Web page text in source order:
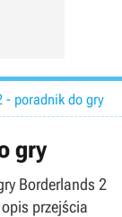
- poradnik do gry
gry
Borderlands 2
przejścia